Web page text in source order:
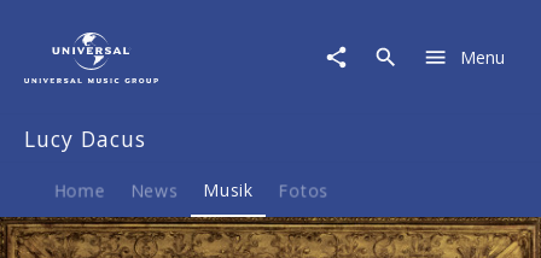
Musik
Forever
Feeling
Menu
Lucy Dacus
Home News Musik Fotos